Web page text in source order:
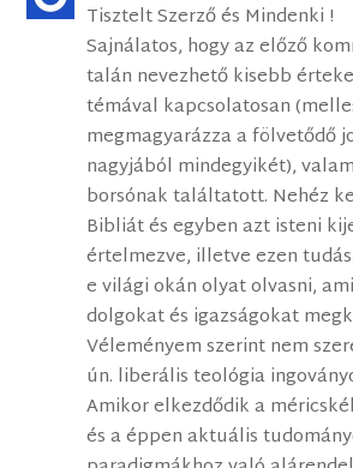
Tisztelt Szerző és Mindenki !
Sajnálatos, hogy az előző
talán nevezhető kisebb
témával kapcsolatosan
megmagyarázza a fölvetődő
nagyjából mindegyikét),
borsónak találtatott. Nehéz
Bibliát és egyben azt isteni
értelmezve, illetve ezen
e világi okán olyat olvasni,
dolgokat és igazságokat
Véleményem szerint nem
ún. liberális teológia
Amikor elkezdődik a
és a éppen aktuális